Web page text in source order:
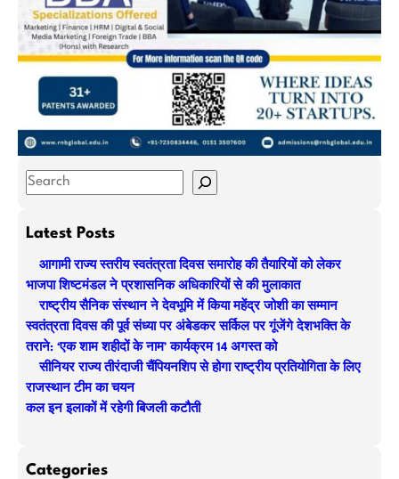
S
aLatest Posts
आगामी राज्य स्तरीय स्वतंत्रता दिवस समारोह की तैयारियों को लेकर
भाजपा शिष्टमंडल ने प्रशासनिक अधिकारियों से की मुलाकात
राष्ट्रीय सैनिक संस्थान ने देवभूमि में किया महेंद्र जोशी का सम्मान
स्वतंत्रता दिवस की पूर्व संध्या पर अंबेडकर सर्किल पर गूंजेंगे देशभक्ति के
तराने: ‘एक शाम शहीदों के नाम’ कार्यक्रम 14 अगस्त को
सीनियर राज्य तीरंदाजी चैंपियनशिप से होगा राष्ट्रीय प्रतियोगिता के लिए
राजस्थान टीम का चयन
कल इन इलाकों में रहेगी बिजली कटौती
Categories